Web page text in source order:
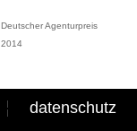
Deutscher Agenturpreis
2014
datenschutz